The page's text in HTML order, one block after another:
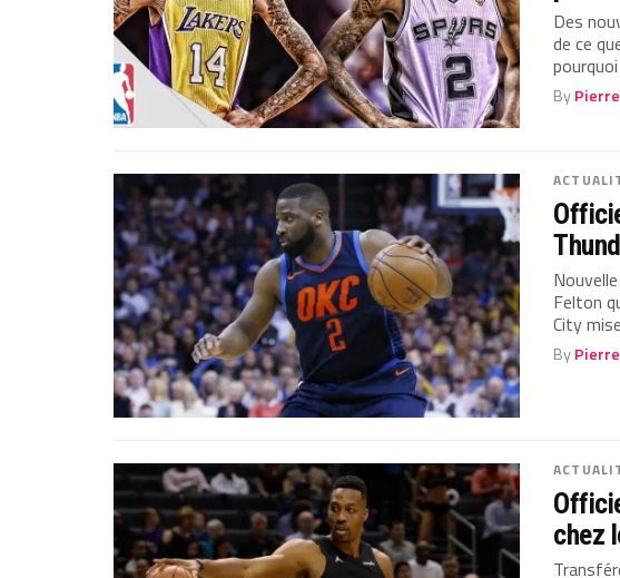
Des
de ce
By
Felton
City
By
chez